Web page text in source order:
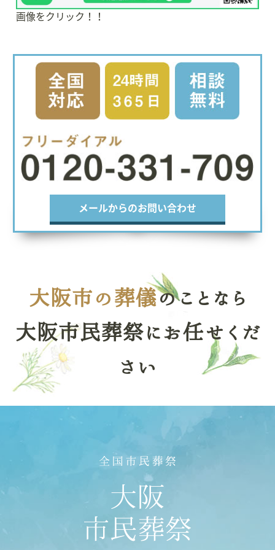
画像をクリック！！
メールからのお問い合わせ
大阪市の葬儀のことなら
大阪市民葬祭にお任せくだ
さい